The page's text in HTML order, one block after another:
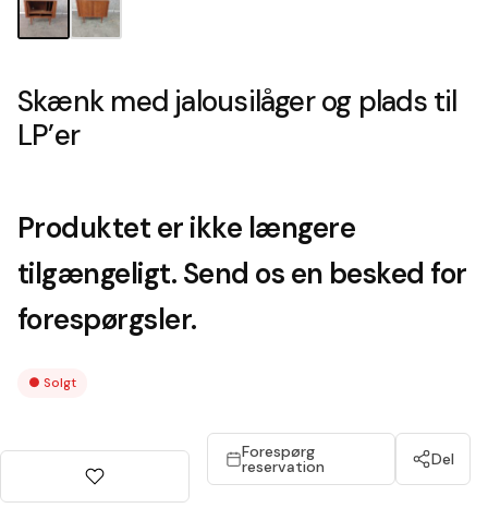
Skænk med jalousilåger og plads til
LP’er
Produktet er ikke længere
tilgængeligt. Send os en besked for
forespørgsler.
● Solgt
Forespørg
reservation Del